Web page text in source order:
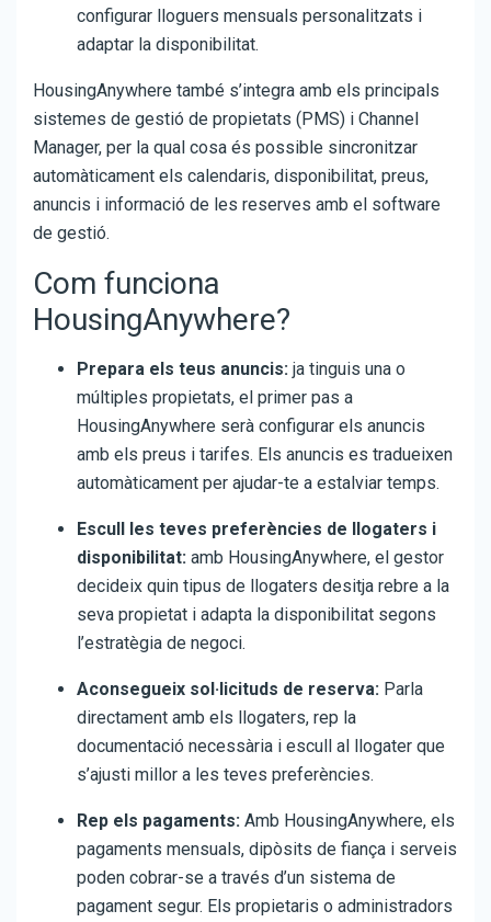
configurar lloguers mensuals personalitzats i
adaptar la disponibilitat.
HousingAnywhere també s’integra amb els principals
sistemes de gestió de propietats (PMS) i Channel
Manager, per la qual cosa és possible sincronitzar
automàticament els calendaris, disponibilitat, preus,
anuncis i informació de les reserves amb el software
de gestió.
Com funciona
HousingAnywhere?
Prepara els teus anuncis: ja tinguis una o
múltiples propietats, el primer pas a
HousingAnywhere serà configurar els anuncis
amb els preus i tarifes. Els anuncis es tradueixen
automàticament per ajudar-te a estalviar temps.
Escull les teves preferències de llogaters i
disponibilitat: amb HousingAnywhere, el gestor
decideix quin tipus de llogaters desitja rebre a la
seva propietat i adapta la disponibilitat segons
l’estratègia de negoci.
Aconsegueix sol·licituds de reserva: Parla
directament amb els llogaters, rep la
documentació necessària i escull al llogater que
s’ajusti millor a les teves preferències.
Rep els pagaments: Amb HousingAnywhere, els
pagaments mensuals, dipòsits de fiança i serveis
poden cobrar-se a través d’un sistema de
pagament segur. Els propietaris o administradors